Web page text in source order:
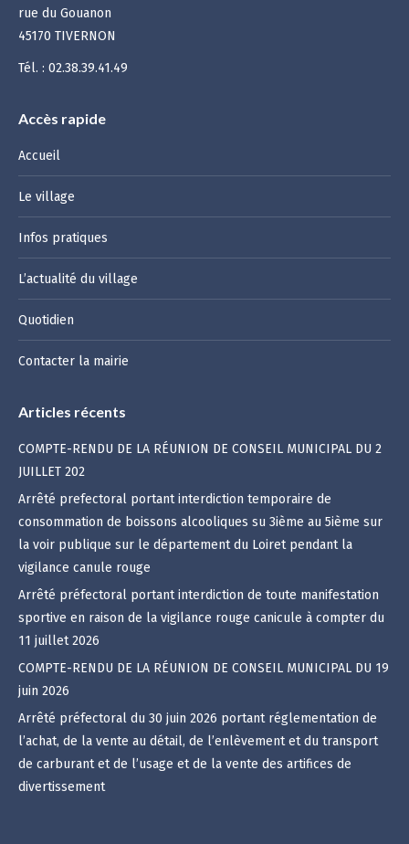
rue du Gouanon
45170 TIVERNON
Tél. : 02.38.39.41.49
Accès rapide
Accueil
Le village
Infos pratiques
L’actualité du village
Quotidien
Contacter la mairie
Articles récents
COMPTE-RENDU DE LA RÉUNION DE CONSEIL MUNICIPAL DU 2
JUILLET 202
Arrêté prefectoral portant interdiction temporaire de
consommation de boissons alcooliques su 3ième au 5ième sur
la voir publique sur le département du Loiret pendant la
vigilance canule rouge
Arrêté préfectoral portant interdiction de toute manifestation
sportive en raison de la vigilance rouge canicule à compter du
11 juillet 2026
COMPTE-RENDU DE LA RÉUNION DE CONSEIL MUNICIPAL DU 19
juin 2026
Arrêté préfectoral du 30 juin 2026 portant réglementation de
l’achat, de la vente au détail, de l’enlèvement et du transport
de carburant et de l’usage et de la vente des artifices de
divertissement